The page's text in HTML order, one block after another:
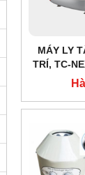
MÁY LY
TRÍ, TC-